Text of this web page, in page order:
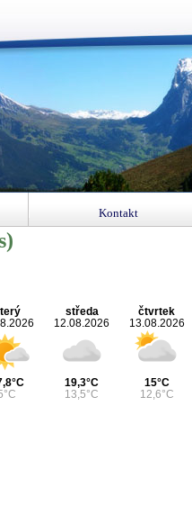
středa
12.08.2026
19,3°C
13,5°C
čtvrtek
13.08.2026
15°C
12,6°C
Kontakt